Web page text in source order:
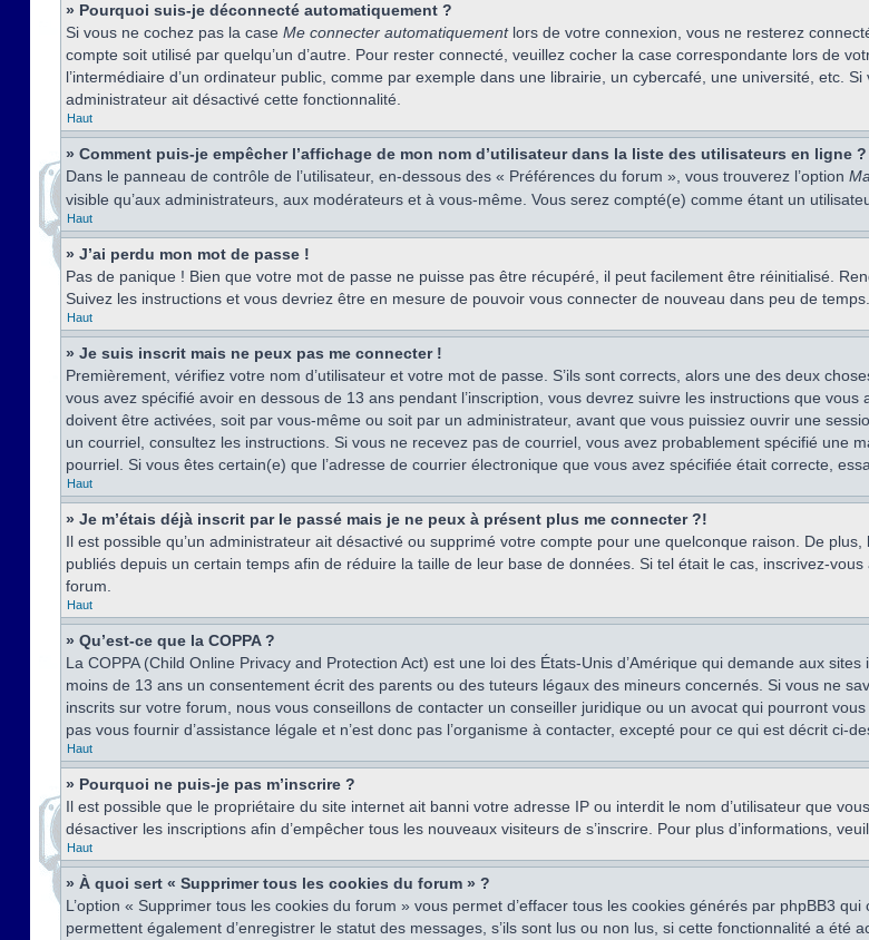
» Pourquoi suis-je déconnecté automatiquement ?
Si vous ne cochez pas la case Me connecter automatiquementlors de votre connexion, vous ne resterez
compte soit utilisé par quelqu’un d’autre. Pour rester connecté, veuillez cocher la case correspondante lors de
l’intermédiaire d’un ordinateur public, comme par exemple dans une librairie, un cybercafé, une université, etc.
administrateur ait désactivé cette fonctionnalité.
Haut
» Comment puis-je empêcher l’affichage de mon nom d’utilisateur dans la liste des utilisateurs en ligne ?
Dans le panneau de contrôle de l’utilisateur, en-dessous des « Préférences du forum », vous trouverez l’option
visible qu’aux administrateurs, aux modérateurs et à vous-même. Vous serez compté(e) comme étant un
Haut
» J’ai perdu mon mot de passe !
Pas de panique ! Bien que votre mot de passe ne puisse pas être récupéré, il peut facilement être réinitialisé.
Suivez les instructions et vous devriez être en mesure de pouvoir vous connecter de nouveau dans peu de temps.
Haut
» Je suis inscrit mais ne peux pas me connecter !
Premièrement, vérifiez votre nom d’utilisateur et votre mot de passe. S’ils sont corrects, alors une des deux
vous avez spécifié avoir en dessous de 13 ans pendant l’inscription, vous devrez suivre les instructions que
doivent être activées, soit par vous-même ou soit par un administrateur, avant que vous puissiez ouvrir une
un courriel, consultez les instructions. Si vous ne recevez pas de courriel, vous avez probablement spécifié une
pourriel. Si vous êtes certain(e) que l’adresse de courrier électronique que vous avez spécifiée était correcte,
Haut
» Je m’étais déjà inscrit par le passé mais je ne peux à présent plus me connecter ?!
Il est possible qu’un administrateur ait désactivé ou supprimé votre compte pour une quelconque raison. De
publiés depuis un certain temps afin de réduire la taille de leur base de données. Si tel était le cas, inscrivez-
forum.
Haut
» Qu’est-ce que la COPPA ?
La COPPA (Child Online Privacy and Protection Act) est une loi des États-Unis d’Amérique qui demande aux
moins de 13 ans un consentement écrit des parents ou des tuteurs légaux des mineurs concernés. Si vous ne
inscrits sur votre forum, nous vous conseillons de contacter un conseiller juridique ou un avocat qui pourront
pas vous fournir d’assistance légale et n’est donc pas l’organisme à contacter, excepté pour ce qui est décrit ci-
Haut
» Pourquoi ne puis-je pas m’inscrire ?
Il est possible que le propriétaire du site internet ait banni votre adresse IP ou interdit le nom d’utilisateur que
désactiver les inscriptions afin d’empêcher tous les nouveaux visiteurs de s’inscrire. Pour plus d’informations,
Haut
» À quoi sert « Supprimer tous les cookies du forum » ?
L’option « Supprimer tous les cookies du forum » vous permet d’effacer tous les cookies générés par phpBB3
permettent également d’enregistrer le statut des messages, s’ils sont lus ou non lus, si cette fonctionnalité a